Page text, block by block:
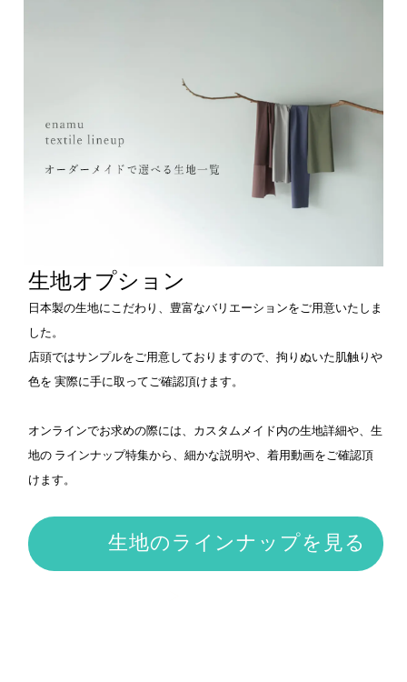
生地オプション
日本製の生地にこだわり、豊富なバリエーションをご用意いたしま
した。
店頭ではサンプルをご用意しておりますので、拘りぬいた肌触りや
色を 実際に手に取ってご確認頂けます。
オンラインでお求めの際には、カスタムメイド内の生地詳細や、生
地の ラインナップ特集から、細かな説明や、着用動画をご確認頂
けます。
生地のラインナップを見る